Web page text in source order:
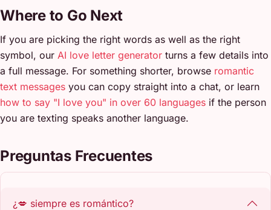
Where to Go Next
If you are picking the right words as well as the right
symbol, our AI love letter generator turns a few details into
a full message. For something shorter, browse romantic
text messages you can copy straight into a chat, or learn
how to say "I love you" in over 60 languages if the person
you are texting speaks another language.
Preguntas Frecuentes
¿💋 siempre es romántico?